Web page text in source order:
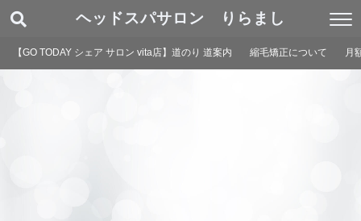
ヘッドスパサロン りらまし
【GO TODAY シェア サロン vita店】道のり 道案内 縮毛矯正について 月